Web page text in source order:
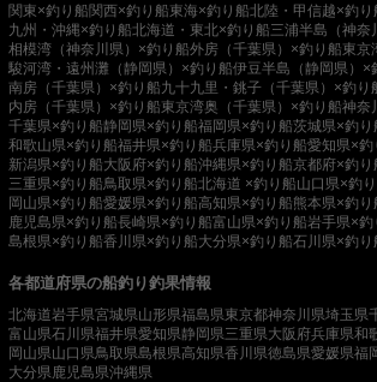
関東×釣り船関西×釣り船東海×釣り船北陸・甲信越×釣り
九州・沖縄×釣り船北海道・東北×釣り船三浦半島（神奈
相模湾（神奈川県）×釣り船外房（千葉県）×釣り船東京
駿河湾・遠州灘（静岡県）×釣り船伊豆半島（静岡県）×
南房（千葉県）×釣り船九十九里・銚子（千葉県）×釣り
内房（千葉県）×釣り船東京湾奥（千葉県）×釣り船神奈
千葉県×釣り船静岡県×釣り船福岡県×釣り船茨城県×釣り
和歌山県×釣り船福井県×釣り船兵庫県×釣り船愛知県×釣
新潟県×釣り船大阪府×釣り船沖縄県×釣り船京都府×釣り
三重県×釣り船鳥取県×釣り船北海道 ×釣り船山口県×釣
岡山県×釣り船愛媛県×釣り船高知県×釣り船熊本県×釣り
鹿児島県×釣り船長崎県×釣り船富山県×釣り船岩手県×釣
島根県×釣り船香川県×釣り船大分県×釣り船石川県×釣り
各都道府県の船釣り釣果情報
北海道岩手県宮城県山形県福島県東京都神奈川県埼玉県
富山県石川県福井県愛知県静岡県三重県大阪府兵庫県和
岡山県山口県鳥取県島根県高知県香川県徳島県愛媛県福
大分県鹿児島県沖縄県